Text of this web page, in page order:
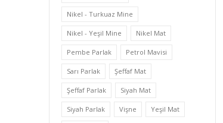
Nikel - Turkuaz Mine
Nikel - Yeşil Mine Nikel Mat
Pembe Parlak Petrol Mavisi
Sarı Parlak Şeffaf Mat
Şeffaf Parlak Siyah Mat
Siyah Parlak Vişne Yeşil Mat